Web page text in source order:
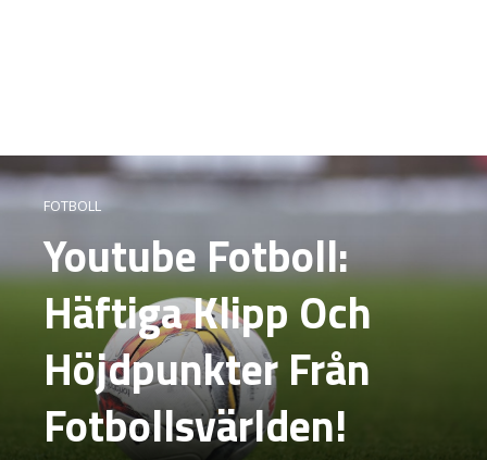
FOTBOLL
Youtube Fotboll:
Häftiga Klipp Och
Höjdpunkter Från
Fotbollsvärlden!